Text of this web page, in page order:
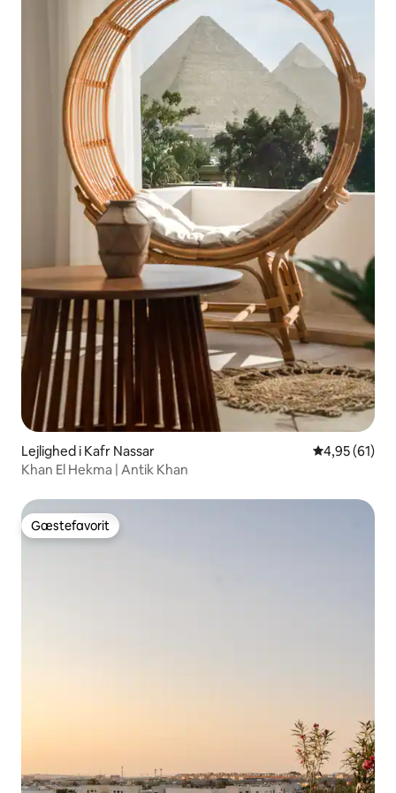
Lejlighed i Kafr Nassar 4,95 ud af 5
4,95 (61)
Khan El Hekma | Antik Khan
Gæstefavorit
Gæstefavorit